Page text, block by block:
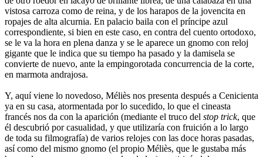
vistosa carroza como de reina, y de los harapos de la jovencita en
ropajes de alta alcurnia. En palacio baila con el príncipe azul
correspondiente, si bien en este caso, en contra del cuento ortodoxo,
se le va la hora en plena danza y se le aparece un gnomo con reloj
gigante que le indica que su tiempo ha pasado y la damisela se
convierte de nuevo, ante la empingorotada concurrencia de la corte,
en marmota andrajosa.
Y, aquí viene lo novedoso, Méliès nos presenta después a Cenicienta
ya en su casa, atormentada por lo sucedido, lo que el cineasta
francés nos da con la aparición (mediante el truco del stop trick, que
él descubrió por casualidad, y que utilizaría con fruición a lo largo
de toda su filmografía) de varios relojes con las doce horas pasadas,
así como del mismo gnomo (el propio Méliès, que le gustaba más